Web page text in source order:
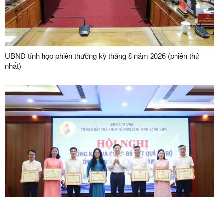
UBND tỉnh họp phiên thường kỳ tháng 8 năm 2026 (phiên thứ
nhất)